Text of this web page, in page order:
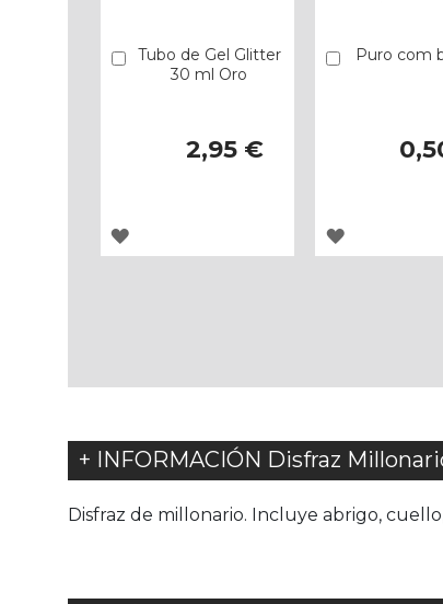
Tubo de Gel Glitter
30 ml Oro
2,95 €
Añadir
AGREGAR
Puro com
Añadir
AGREGAR
+ INFORMACIÓN Disfraz
Disfraz de millonario. Incluye abrigo,